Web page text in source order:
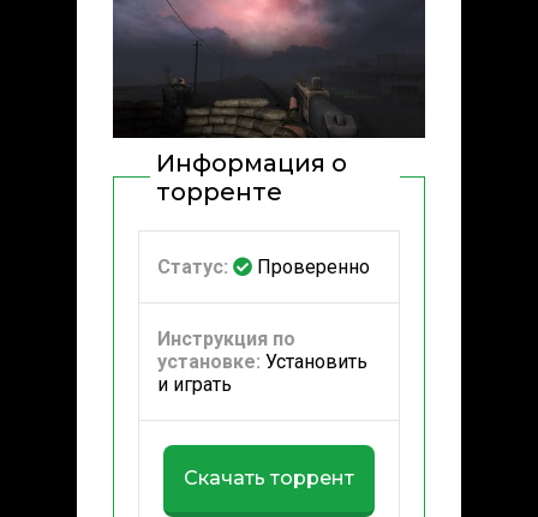
Информация о
торренте
Статус: Проверенно
Инструкция по
установке: Установить
и играть
Скачать торрент